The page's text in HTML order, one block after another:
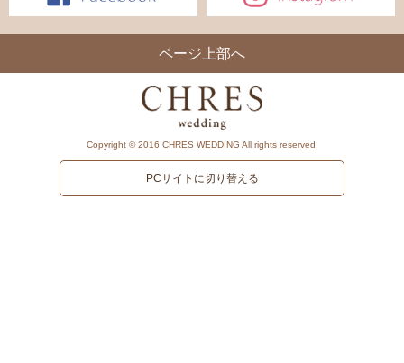
ページ上部へ
Copyright © 2016 CHRES WEDDING All rights reserved.
PCサイトに切り替える